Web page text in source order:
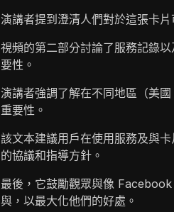
演講者提到澄清人們對於這張卡片
視頻的第二部分討論了服務記錄
要性。
演講者強調了解在不同地區（美
重要性。
該文本建議用戶在使用服務及與
的協議和指導方針。
最後，它鼓勵觀眾與像
與，以最大化他們的好處。